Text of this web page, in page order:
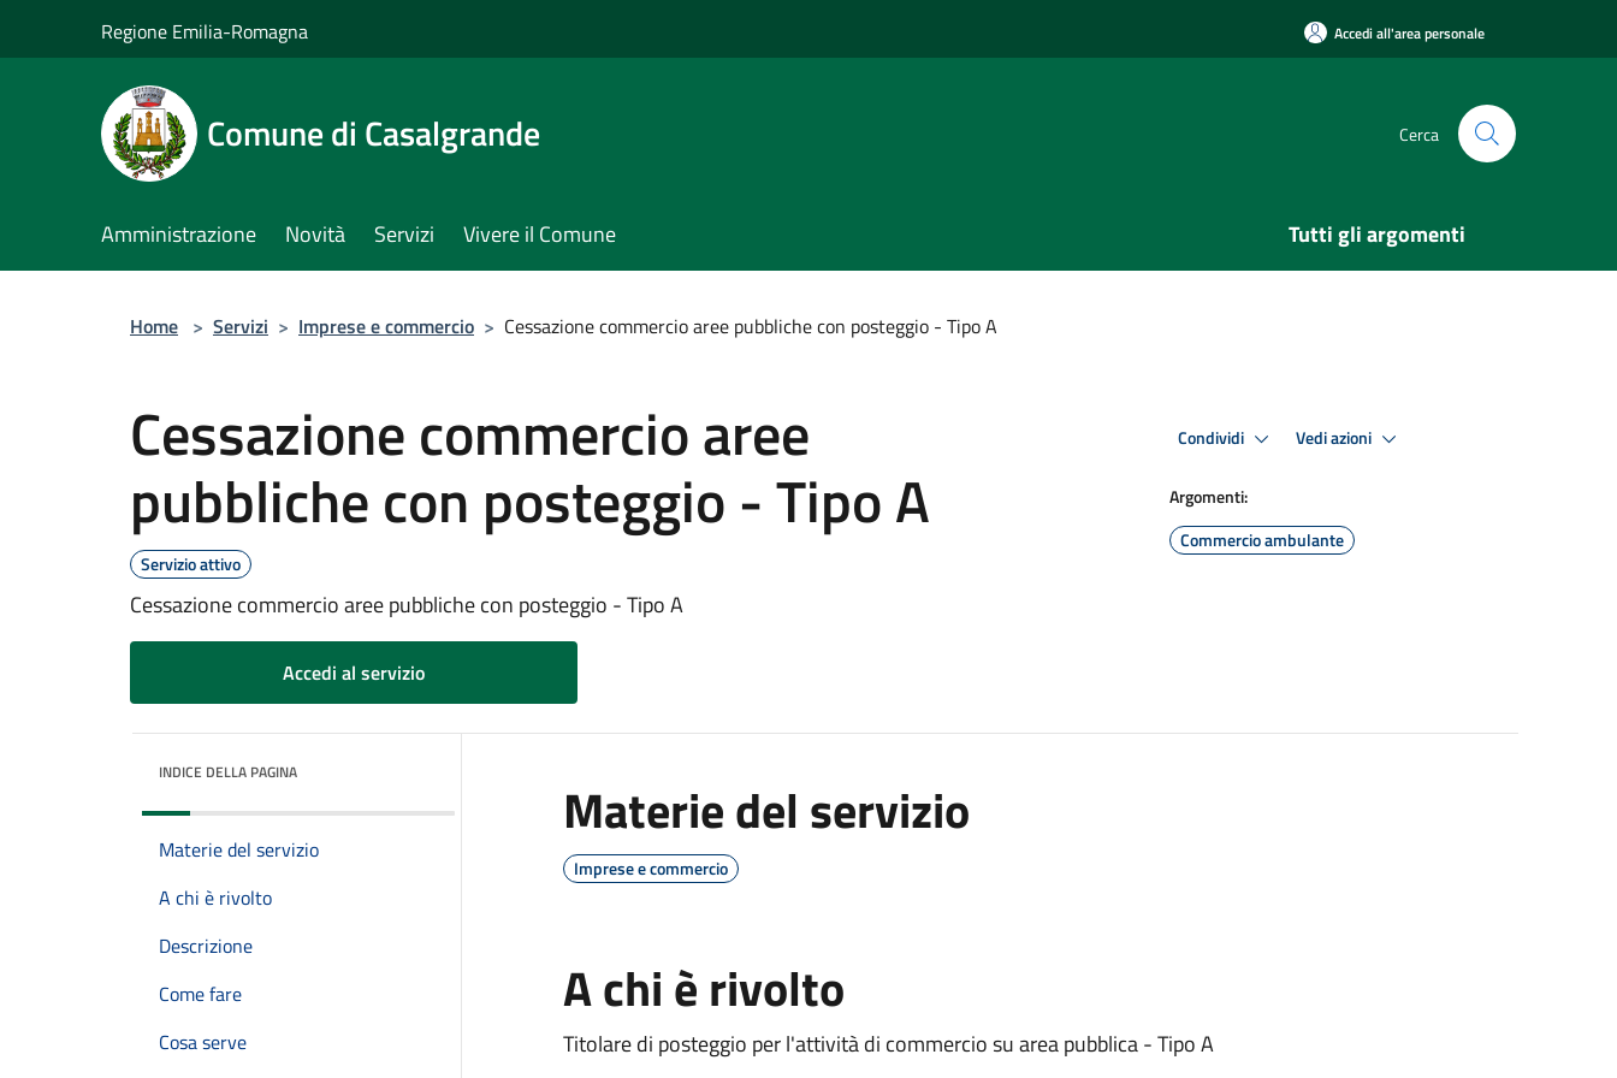
Regione Emilia-Romagna Accedi all'area personale
Comune di Casalgrande Cerca
Amministrazione Novità Servizi Vivere il Comune Tutti gli argomenti
Home > Servizi > Imprese e commercio > Cessazione commercio aree pubbliche con posteggio - Tipo A
Cessazione commercio aree
pubbliche con posteggio - Tipo A
Servizio attivo
Cessazione commercio aree pubbliche con posteggio - Tipo A
Accedi al servizio
Condividi Vedi azioni
Argomenti:
Commercio ambulante
INDICE DELLA PAGINA
Materie del servizio
A chi è rivolto
Descrizione
Come fare
Cosa serve
Materie del servizio
Imprese e commercio
A chi è rivolto
Titolare di posteggio per l'attività di commercio su area pubblica - Tipo A